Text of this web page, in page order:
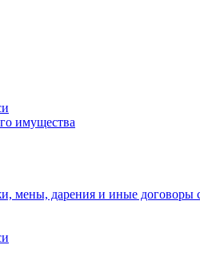
имущества
мены, дарения и иные договоры